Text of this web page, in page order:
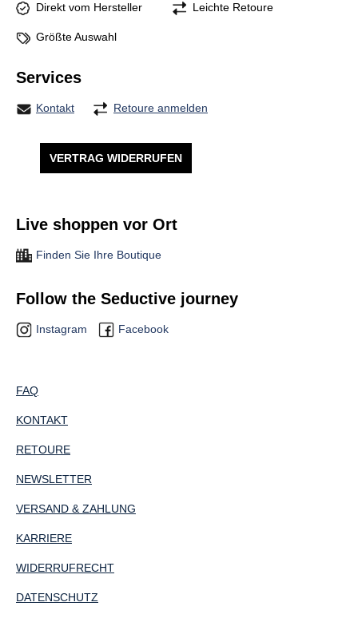
Direkt vom Hersteller Leichte Retoure
Größte Auswahl
Services
Kontakt Retoure anmelden
VERTRAG WIDERRUFEN
Live shoppen vor Ort
Finden Sie Ihre Boutique
Follow the Seductive journey
Instagram Facebook
FAQ
KONTAKT
RETOURE
NEWSLETTER
VERSAND & ZAHLUNG
KARRIERE
WIDERRUFRECHT
DATENSCHUTZ